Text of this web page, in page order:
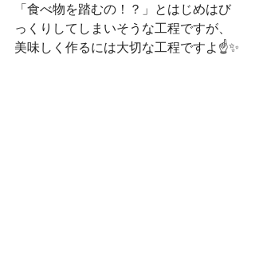
「食べ物を踏むの！？」とはじめはび
っくりしてしまいそうな工程ですが、
美味しく作るには大切な工程ですよ☝✨